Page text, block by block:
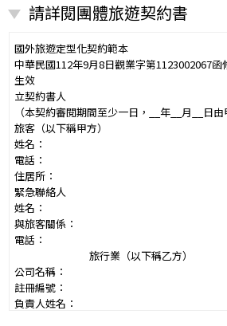
請詳閱團體旅遊契約書
國外旅遊定型化契約範本
中華民國112年9月8日觀業字第1123002067
生效
立契約書人
（本契約審閱期間至少一日，__年__月__日由
旅客（以下稱甲方）
姓名：
電話：
住居所：
緊急聯絡人
姓名：
與旅客關係：
電話：
旅行業（以下稱乙方）
公司名稱：
註冊編號：
負責人姓名：